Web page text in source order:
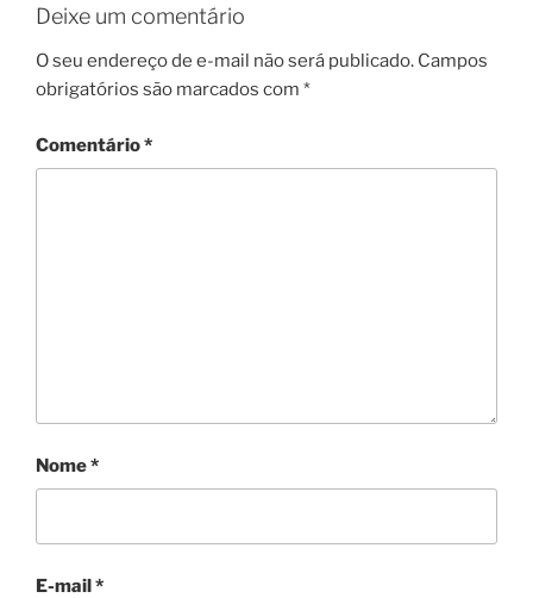
Deixe um comentário
O seu endereço de e-mail não será publicado. Campos
obrigatórios são marcados com *
Comentário*
Nome*
E-mail*